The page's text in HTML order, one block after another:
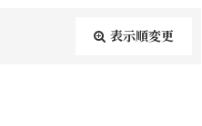
表示順変更